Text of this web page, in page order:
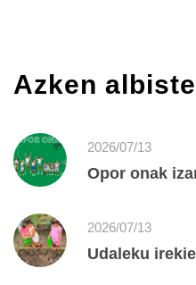
Azken
2026/07/13
Opor onak
2026/07/13
Udaleku